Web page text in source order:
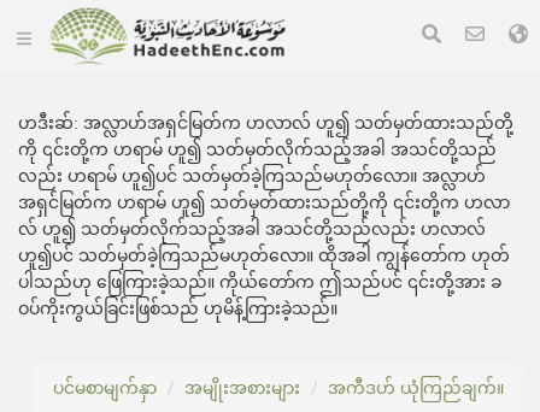
ဟဒီးဆ်: အလ္လာဟ်အရှင်မြတ်က ဟလာလ် ဟူ၍ သတ်မှတ်ထားသည်တို့
ကို ၎င်းတို့က ဟရာမ် ဟူ၍ သတ်မှတ်လိုက်သည့်အခါ အသင်တို့သည်
လည်း ဟရာမ် ဟူ၍ပင် သတ်မှတ်ခဲ့ကြသည်မဟုတ်လော။ အလ္လာဟ်
အရှင်မြတ်က ဟရာမ် ဟူ၍ သတ်မှတ်ထားသည်တို့ကို ၎င်းတို့က ဟလာ
လ် ဟူ၍ သတ်မှတ်လိုက်သည့်အခါ အသင်တို့သည်လည်း ဟလာလ်
ဟူ၍ပင် သတ်မှတ်ခဲ့ကြသည်မဟုတ်လော။ ထိုအခါ ကျွန်တော်က ဟုတ်
ပါသည်ဟု ဖြေကြားခဲ့သည်။ ကိုယ်တော်က ဤသည်ပင် ၎င်းတို့အား ခ
ဝပ်ကိုးကွယ်ခြင်းဖြစ်သည် ဟုမိန့်ကြားခဲ့သည်။
ပင်မစာမျက်နှာ အမျိုးအစားများ အကီဒဟ် ယုံကြည်ချက်။